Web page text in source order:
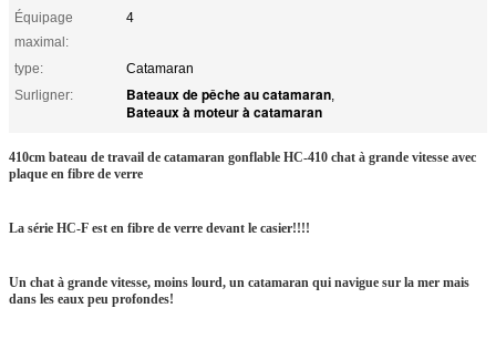
Équipage
maximal:
4
type:
Catamaran
Surligner:
Bateaux de pêche au catamaran,
Bateaux à moteur à catamaran
410cm bateau de travail de catamaran gonflable HC-410 chat à grande vitesse avec
plaque en fibre de verre
La série HC-F est en fibre de verre devant le casier!!!!
Un chat à grande vitesse, moins lourd, un catamaran qui navigue sur la mer mais
dans les eaux peu profondes!